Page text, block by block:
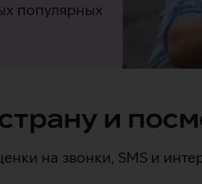
популярных
и
на звонки, SMS и